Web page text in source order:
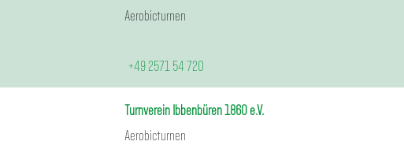
Aerobicturnen
+49 2571 54 720
Turnverein Ibbenbüren 1860 e.V.
Aerobicturnen